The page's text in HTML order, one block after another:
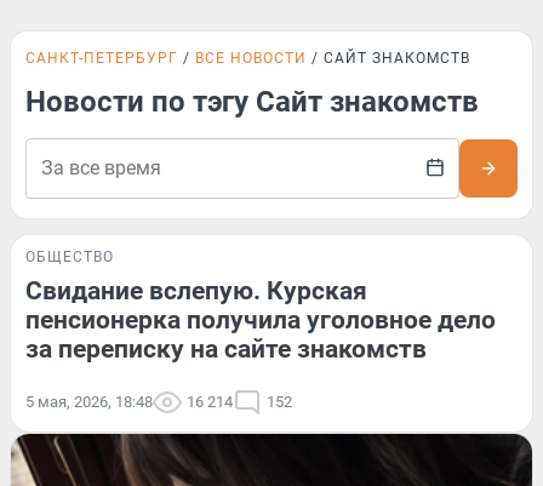
САНКТ-ПЕТЕРБУРГ ВСЕ НОВОСТИ САЙТ ЗНАКОМСТВ
Новости по тэгу Сайт знакомств
ОБЩЕСТВО
Свидание вслепую. Курская
пенсионерка получила уголовное дело
за переписку на сайте знакомств
5 мая, 2026, 18:48 16 214 152